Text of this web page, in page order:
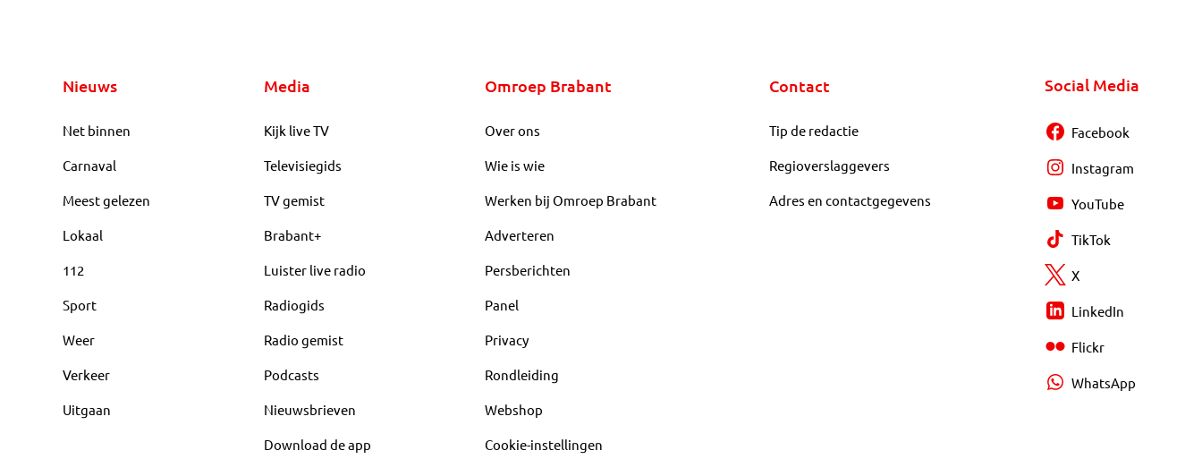
Nieuws
Net binnen
Carnaval
Meest gelezen
Lokaal
112
Sport
Weer
Verkeer
Uitgaan
Media
Kijk live TV
Televisiegids
TV gemist
Brabant+
Luister live radio
Radiogids
Radio gemist
Podcasts
Nieuwsbrieven
Download de app
Omroep Brabant
Over ons
Wie is wie
Werken bij Omroep Brabant
Adverteren
Persberichten
Panel
Privacy
Rondleiding
Webshop
Cookie-instellingen
Contact
Tip de redactie
Regioverslaggevers
Adres en contactgegevens
Social Media
Facebook
Instagram
YouTube
TikTok
X
LinkedIn
Flickr
WhatsApp